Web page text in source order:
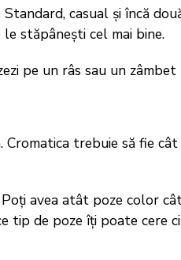
casual și încă
stăpânești cel mai bine.
pe un râs sau un
trebuie să fie
avea atât poze color
tip de poze îți poate cere